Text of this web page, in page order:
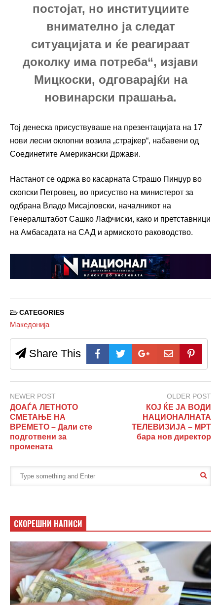
постојат, но институциите
внимателно ја следат
ситуацијата и ќе реагираат
доколку има потреба“, изјави
Мицкоски, одговарајќи на
новинарски прашања.
Тој денеска присуствуваше на презентацијата на 17
нови лесни оклопни возила „страјкер“, набавени од
Соединетите Американски Држави.
Настанот се одржа во касарната Страшо Пинџур во
скопски Петровец, во присуство на министерот за
одбрана Владо Мисајловски, началникот на
Генералштабот Сашко Лафчиски, како и претставници
на Амбасадата на САД и армиското раководство.
CATEGORIES
Македонија
Share This
NEWER POST
ДОАЃА ЛЕТНОТО
СМЕТАЊЕ НА
ВРЕМЕТО – Дали сте
подготвени за
промената
OLDER POST
КОЈ ЌЕ ЈА ВОДИ
НАЦИОНАЛНАТА
ТЕЛЕВИЗИЈА – МРТ
бара нов директор
СКОРЕШНИ НАПИСИ